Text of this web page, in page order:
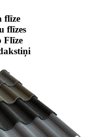
flīze
flīzes
Flīze